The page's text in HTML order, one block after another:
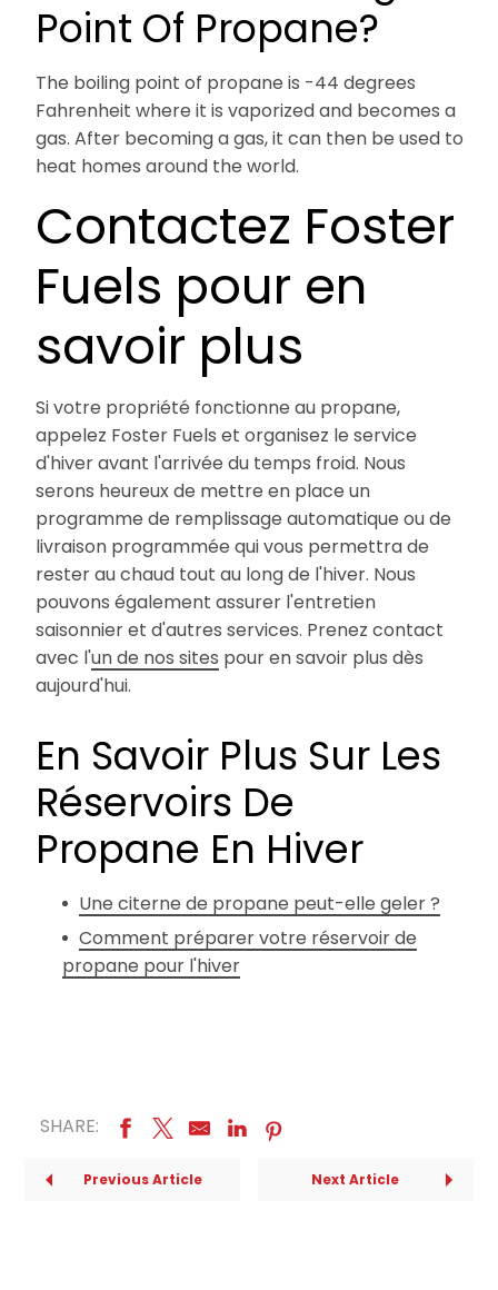
Point Of Propane?
The boiling point of propane is -44 degrees
Fahrenheit where it is vaporized and becomes a
gas. After becoming a gas, it can then be used to
heat homes around the world.
Contactez Foster
Fuels pour en
savoir plus
Si votre propriété fonctionne au propane,
appelez Foster Fuels et organisez le service
d'hiver avant l'arrivée du temps froid. Nous
serons heureux de mettre en place un
programme de remplissage automatique ou de
livraison programmée qui vous permettra de
rester au chaud tout au long de l'hiver. Nous
pouvons également assurer l'entretien
saisonnier et d'autres services. Prenez contact
avec l'un de nos sites pour en savoir plus dès
aujourd'hui.
En Savoir Plus Sur Les
Réservoirs De
Propane En Hiver
Une citerne de propane peut-elle geler ?
Comment préparer votre réservoir de
propane pour l'hiver
SHARE:
Previous Article Next Article